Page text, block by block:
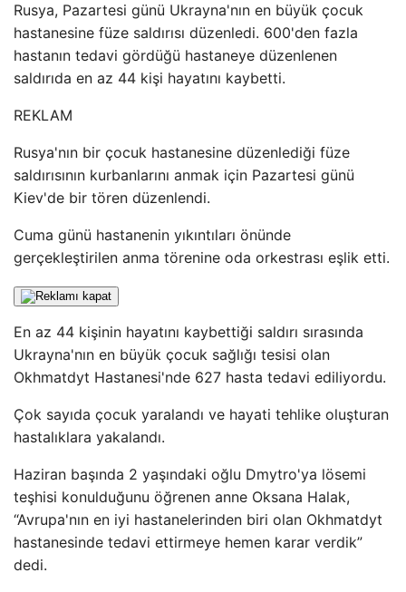
Rusya, Pazartesi günü Ukrayna'nın en büyük çocuk
hastanesine füze saldırısı düzenledi. 600'den fazla
hastanın tedavi gördüğü hastaneye düzenlenen
saldırıda en az 44 kişi hayatını kaybetti.
REKLAM
Rusya'nın bir çocuk hastanesine düzenlediği füze
saldırısının kurbanlarını anmak için Pazartesi günü
Kiev'de bir tören düzenlendi.
Cuma günü hastanenin yıkıntıları önünde
gerçekleştirilen anma törenine oda orkestrası eşlik etti.
En az 44 kişinin hayatını kaybettiği saldırı sırasında
Ukrayna'nın en büyük çocuk sağlığı tesisi olan
Okhmatdyt Hastanesi'nde 627 hasta tedavi ediliyordu.
Çok sayıda çocuk yaralandı ve hayati tehlike oluşturan
hastalıklara yakalandı.
Haziran başında 2 yaşındaki oğlu Dmytro'ya lösemi
teşhisi konulduğunu öğrenen anne Oksana Halak,
“Avrupa'nın en iyi hastanelerinden biri olan Okhmatdyt
hastanesinde tedavi ettirmeye hemen karar verdik”
dedi.